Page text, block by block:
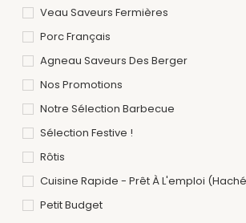
Veau Saveurs Fermières
Porc Français
Agneau Saveurs Des Berger
Nos Promotions
Notre Sélection Barbecue
Sélection Festive !
Rôtis
Cuisine Rapide - Prêt À L'emploi
Petit Budget